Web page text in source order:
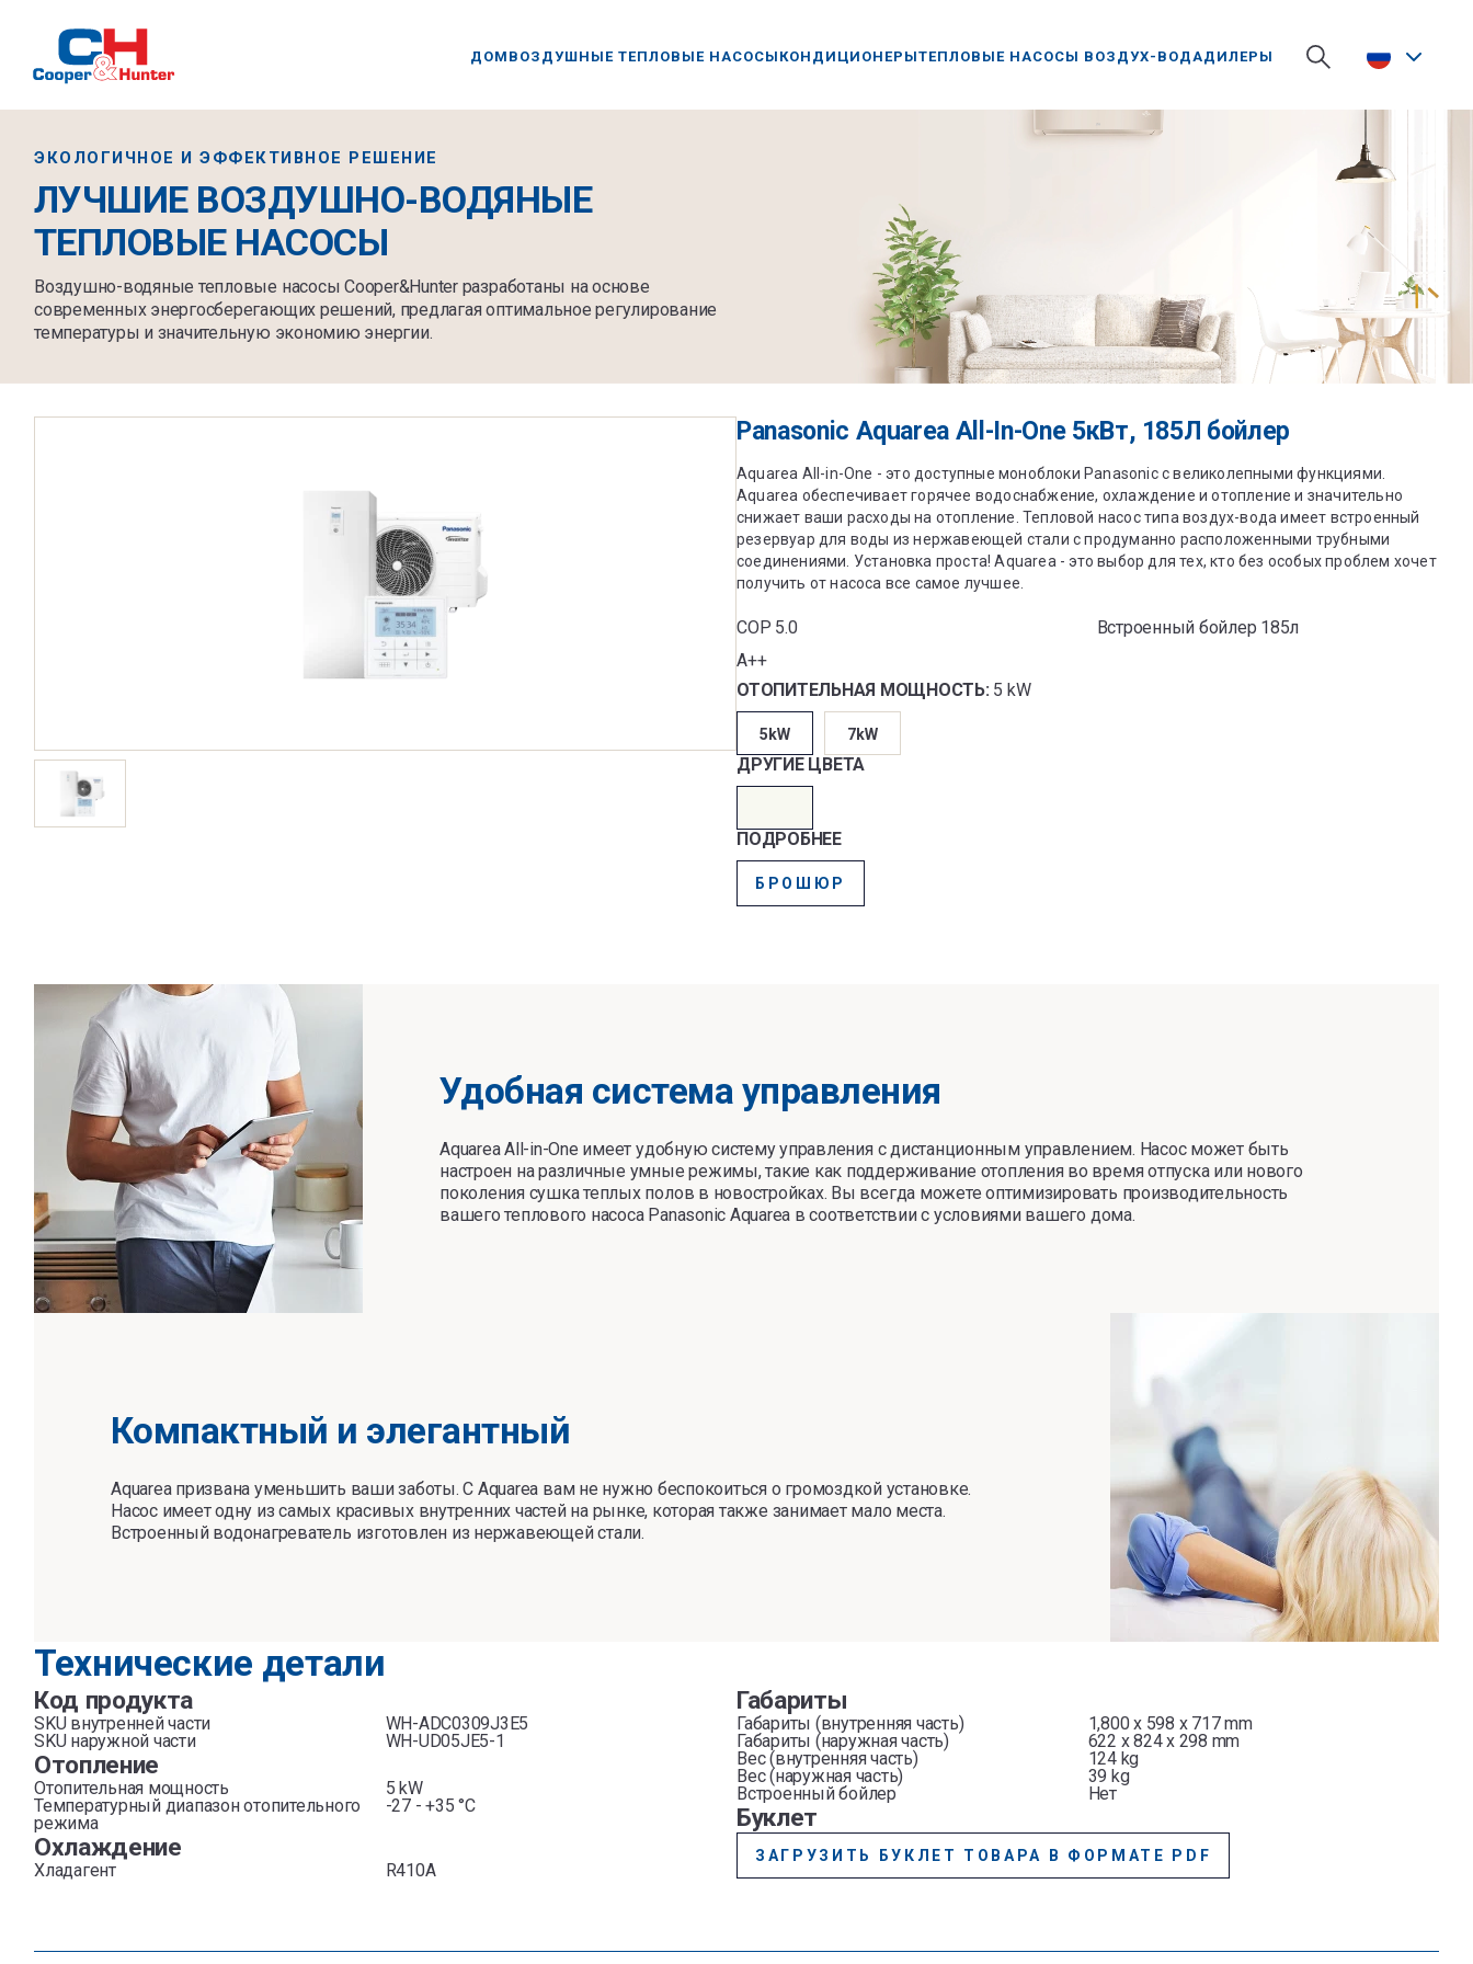
ДОМ ВОЗДУШНЫЕ ТЕПЛОВЫЕ НАСОСЫ КОНДИЦИОНЕРЫТЕПЛОВЫЕ НАСОСЫ ВОЗДУХ-ВОДАДИЛЕРЫ
ЭКОЛОГИЧНОЕ И ЭФФЕКТИВНОЕ РЕШЕНИЕ
ЛУЧШИЕ ВОЗДУШНО-ВОДЯНЫЕ
ТЕПЛОВЫЕ НАСОСЫ
Воздушно-водяные тепловые насосы Cooper&Hunter разработаны на основе
современных энергосберегающих решений, предлагая оптимальное регулирование
температуры и значительную экономию энергии.
Panasonic Aquarea All-In-One 5кВт, 185Л бойлер
Aquarea All-in-One - это доступные моноблоки Panasonic с великолепными функциями.
Aquarea обеспечивает горячее водоснабжение, охлаждение и отопление и значительно
снижает ваши расходы на отопление. Тепловой насос типа воздух-вода имеет встроенный
резервуар для воды из нержавеющей стали с продуманно расположенными трубными
соединениями. Установка проста! Aquarea - это выбор для тех, кто без особых проблем хочет
получить от насоса все самое лучшее.
COP 5.0
A++
Встроенный бойлер 185л
ОТОПИТЕЛЬНАЯ МОЩНОСТЬ: 5 kW
5kW 7kW
ДРУГИЕ ЦВЕТА
ПОДРОБНЕЕ
БРОШЮР
Удобная система управления
Aquarea All-in-One имеет удобную систему управления с дистанционным управлением. Насос может быть
настроен на различные умные режимы, такие как поддерживание отопления во время отпуска или нового
поколения сушка теплых полов в новостройках. Вы всегда можете оптимизировать производительность
вашего теплового насоса Panasonic Aquarea в соответствии с условиями вашего дома.
Компактный и элегантный
Aquarea призвана уменьшить ваши заботы. С Aquarea вам не нужно беспокоиться о громоздкой установке.
Насос имеет одну из самых красивых внутренних частей на рынке, которая также занимает мало места.
Встроенный водонагреватель изготовлен из нержавеющей стали.
Технические детали
Код продукта
SKU внутренней части
WH-ADC0309J3E5
SKU наружной части
WH-UD05JE5-1
Отопление
Отопительная мощность
5 kW
Температурный диапазон отопительного
режима
-27 - +35 °C
Охлаждение
Хладагент R410A
Габариты
Габариты (внутренняя часть)
1,800 x 598 x 717 mm
Габариты (наружная часть)
622 x 824 x 298 mm
Вес (внутренняя часть)
124 kg
Вес (наружная часть)
39 kg
Встроенный бойлер
Нет
Буклет
ЗАГРУЗИТЬ БУКЛЕТ ТОВАРА В ФОРМАТЕ PDF